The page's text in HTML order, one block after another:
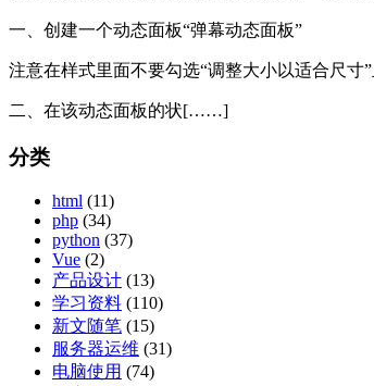
一、创建一个动态面板“弹幕动态面板”
注意在样式里面不要勾选“调整大小以适合尺寸”
二、在该动态面板的状[……]
分类
html (11)
php (34)
python (37)
Vue (2)
产品设计 (13)
学习资料 (110)
新文随笔 (15)
服务器运维 (31)
电脑使用 (74)